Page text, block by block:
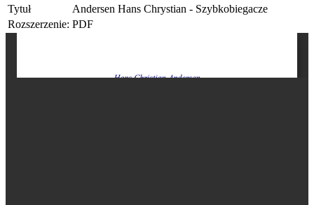
Tytuł
Andersen Hans Chrystian - Szybkobiegacze
Rozszerzenie: PDF